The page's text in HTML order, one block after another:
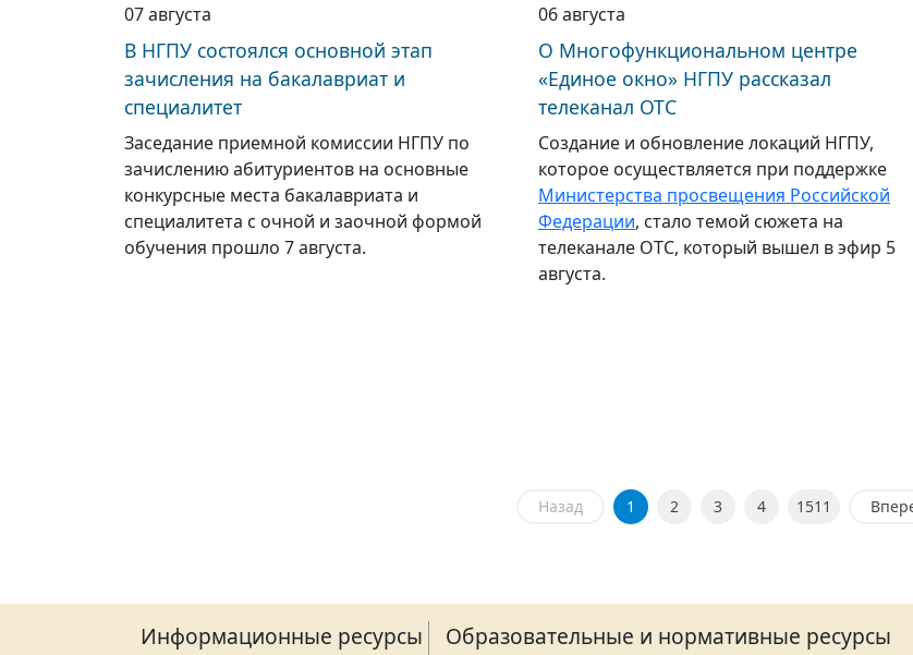
07 августа
В НГПУ состоялся основной этап
зачисления на бакалавриат и
специалитет
Заседание приемной комиссии НГПУ по
зачислению абитуриентов на основные
конкурсные места бакалавриата и
специалитета с очной и заочной формой
обучения прошло 7 августа.
06 августа
О Многофункциональном центре
«Единое окно» НГПУ рассказал
телеканал ОТС
Создание и обновление локаций НГПУ,
которое осуществляется при поддержке
Министерства просвещения Российской
Федерации, стало темой сюжета на
телеканале ОТС, который вышел в эфир 5
августа.
Назад 1 2 3 4 1511
Информационные ресурсы Образовательные и нормативные ресурсы